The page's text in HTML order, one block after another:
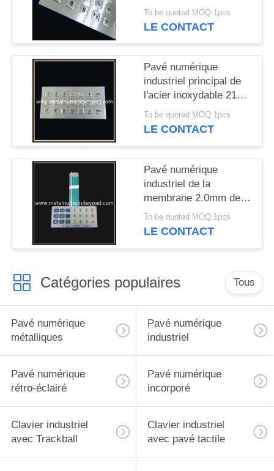
Matrix
To be quoted MOQ:1pcs
LE CONTACT
Pavé numérique
industriel principal de
l'acier inoxydable 21
3x7 Matrix
To be quoted MOQ:1pcs
LE CONTACT
Pavé numérique
industriel de la
membrane 2.0mm de
film de pot en métal
d'ANIMAL FAMILIER
To be quoted MOQ:1pcs
LE CONTACT
Catégories populaires Tous
Pavé numérique
métalliques
Pavé numérique
industriel
Pavé numérique
rétro-éclairé
Pavé numérique
incorporé
Clavier industriel
avec Trackball
Clavier industriel
avec pavé tactile